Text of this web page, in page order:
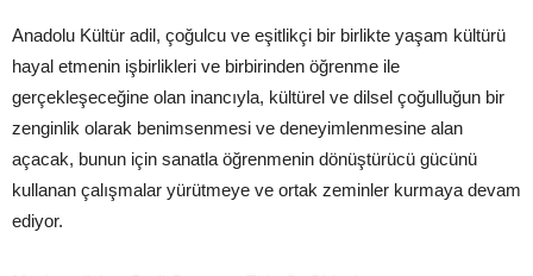
Anadolu Kültür adil, çoğulcu ve eşitlikçi bir birlikte yaşam kültürü
hayal etmenin işbirlikleri ve birbirinden öğrenme ile
gerçekleşeceğine olan inancıyla, kültürel ve dilsel çoğulluğun bir
zenginlik olarak benimsenmesi ve deneyimlenmesine alan
açacak, bunun için sanatla öğrenmenin dönüştürücü gücünü
kullanan çalışmalar yürütmeye ve ortak zeminler kurmaya devam
ediyor.